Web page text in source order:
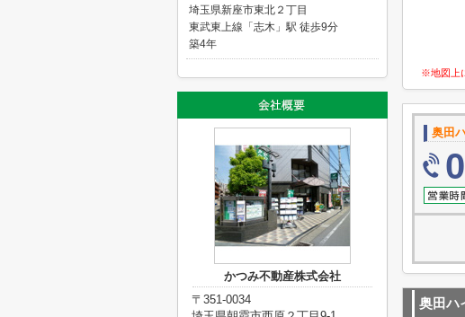
※地図上
奥田
奥田ハ
埼玉県新座市東北２丁目
東武東上線「志木」駅 徒歩9分
築4年
かつみ不動産株式会社
〒351-0034